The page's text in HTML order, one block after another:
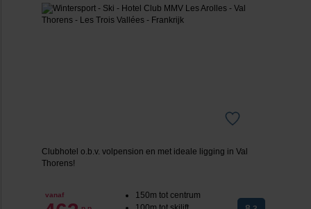
Clubhotel o.b.v. volpension en met ideale ligging in Val
Thorens!
vanaf
150m tot centrum